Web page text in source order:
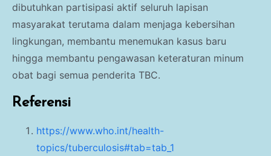
dibutuhkan partisipasi aktif seluruh lapisan
masyarakat terutama dalam menjaga kebersihan
lingkungan, membantu menemukan kasus baru
hingga membantu pengawasan keteraturan minum
obat bagi semua penderita TBC.
Referensi
https://www.who.int/health-
topics/tuberculosis#tab=tab_1